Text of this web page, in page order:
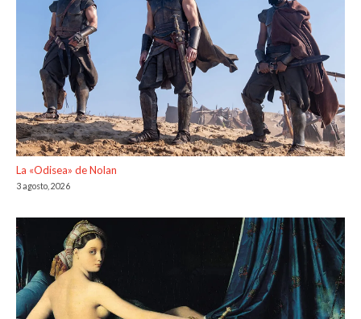
La «Odisea» de Nolan
3 agosto, 2026